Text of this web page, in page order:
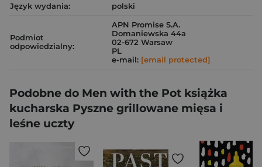
Język wydania: polski
Podmiot
odpowiedzialny:
APN Promise S.A.
Domaniewska 44a
02-672 Warsaw
PL
e-mail: [email protected]
Podobne do Men with the Pot książka
kucharska Pyszne grillowane mięsa i
leśne uczty